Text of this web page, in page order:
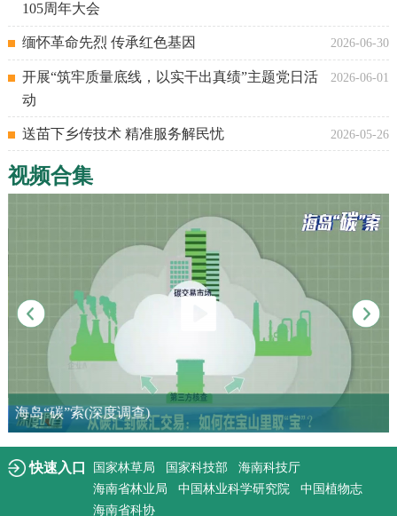
105周年大会
缅怀革命先烈 传承红色基因 2026-06-30
开展“筑牢质量底线，以实干出真绩”主题党日活
动
2026-06-01
送苗下乡传技术 精准服务解民忧 2026-05-26
视频合集
海岛“碳”索(深度调查)
“森林生态与植物自然教育科普”系列活动视
快速入口 国家林草局 国家科技部
海南科技厅
海南省林业局
中国林业科学研究院
中国植物志
海南省科协